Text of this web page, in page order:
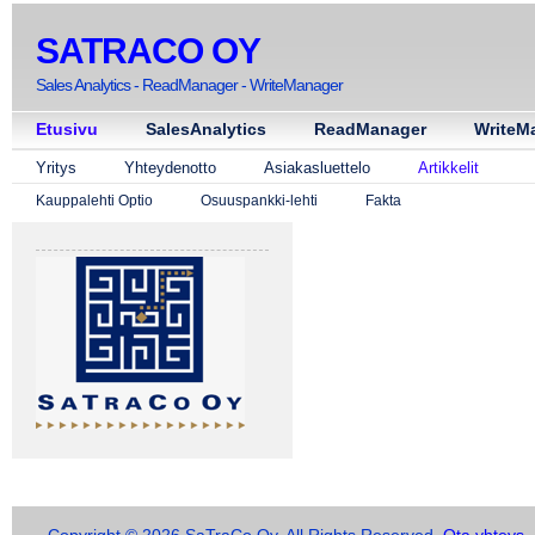
SATRACO OY
Sales Analytics - ReadManager - WriteManager
Etusivu
Yritys Yhteydenotto Asiakasluettelo Artikkelit
Kauppalehti Optio Osuuspankki-lehti Fakta
SalesAnalytics ReadManager